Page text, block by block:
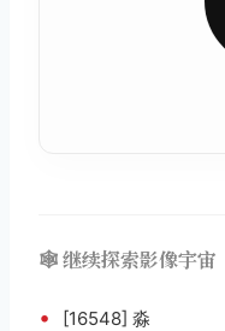
🕸️ 继续探索影像宇宙
• [16548] 淼